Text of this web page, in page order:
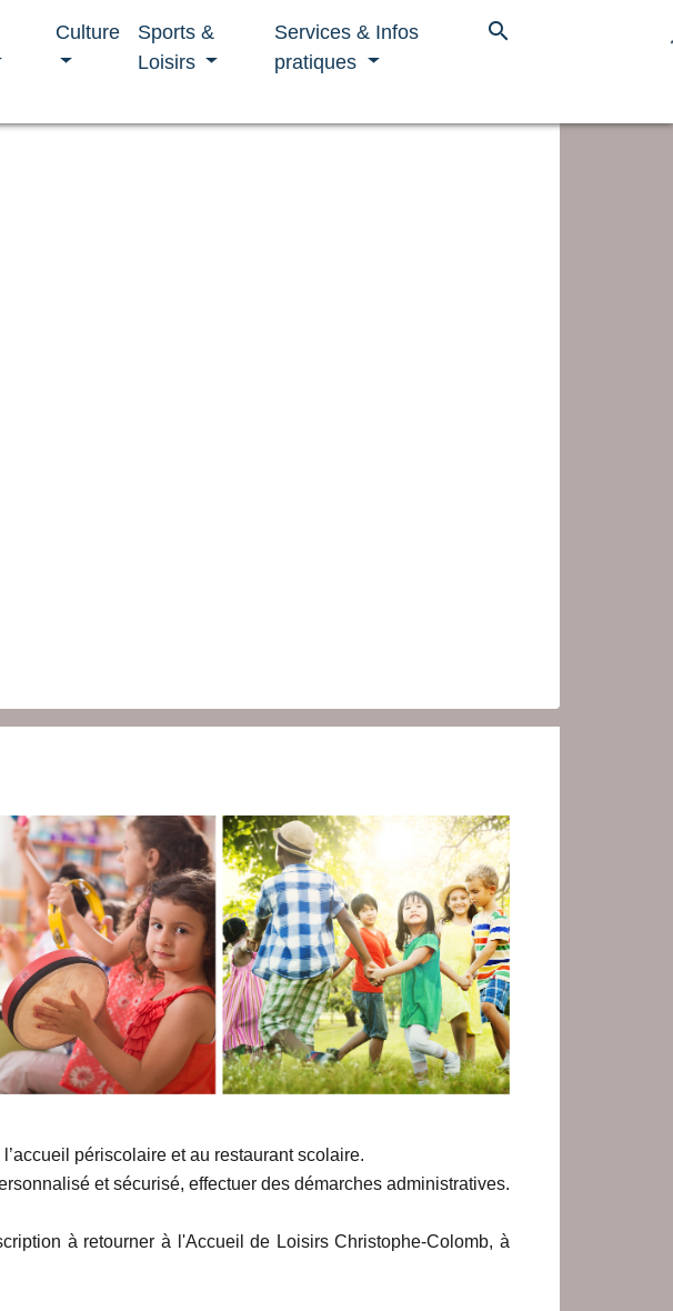
Culture
Sports &
Loisirs
Services & Infos
pratiques
search
périscolaire et au restaurant scolaire.
et sécurisé, effectuer des démarches administratives.
à retourner à l'Accueil de Loisirs Christophe-Colomb, à